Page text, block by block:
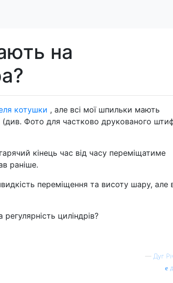
на
котушки , але всі мої шпильки мають
(див. Фото для частково друкованого
кінець час від часу переміщатиме
раніше.
переміщення та висоту шару, але
циліндрів?
— Дуг